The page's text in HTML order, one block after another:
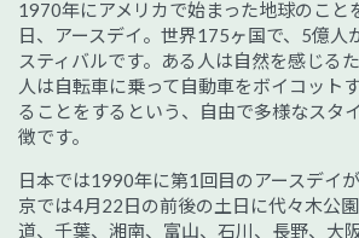
1970年にアメリカで始まった地球のこと
日、アースデイ。世界175ヶ国で、5億人
スティバルです。ある人は自然を感じる
人は自転車に乗って自動車をボイコットす
ることをするという、自由で多様なスタ
徴です。
日本では1990年に第1回目のアースデイ
京では4月22日の前後の土日に代々木公
道、千葉、湘南、富山、石川、長野、大